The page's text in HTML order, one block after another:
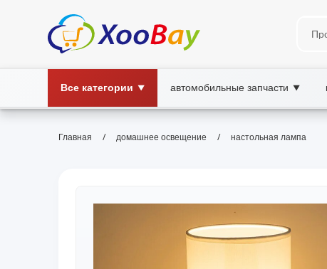
Все категории ▼ автомобильные запчасти ▼
Главная / домашнее освещение / настольная лампа